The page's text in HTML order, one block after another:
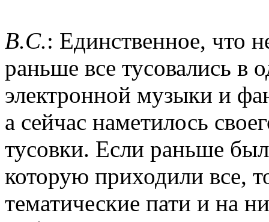
B.C.: Единственное, что
раньше все тусовались в
электронной музыки и
а сейчас наметилось
тусовки. Если раньше
которую приходили все,
тематические пати и на